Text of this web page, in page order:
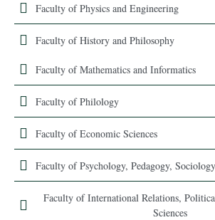
Faculty of Physics and Engineering
Faculty of History and Philosophy
Faculty of Mathematics and Informatics
Faculty of Philology
Faculty of Economic Sciences
Faculty of Psychology, Pedagogy,
Faculty of International Relations,
Sciences